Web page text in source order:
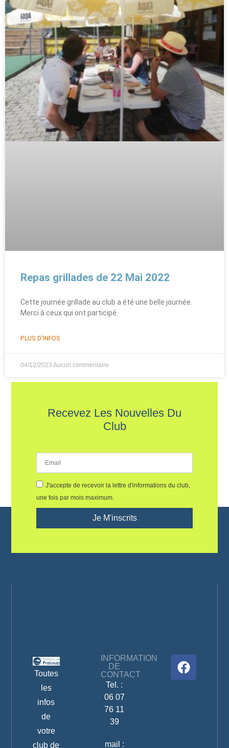
Repas grillades de 22 Mai 2022
Cette journée grillade au club a été une belle journée.
Merci à ceux qui ont participé.
PLUS D'INFOS
04/12/2023 Aucun commentaire
Recevez Les Nouvelles Du
Club
J'accepte de recevoir la lettre d'informations du club,
une fois par mois maximum.
Je M'inscrits
Toutes
les
infos
de
votre
club de
INFORMATION
DE
CONTACT
Tel. :
06 07
76 11
39
mail :